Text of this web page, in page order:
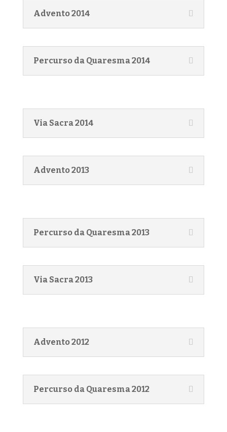
Advento 2014
Percurso da Quaresma 2014
Via Sacra 2014
Advento 2013
Percurso da Quaresma 2013
Via Sacra 2013
Advento 2012
Percurso da Quaresma 2012